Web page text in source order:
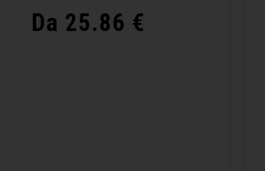
Da 25.86 €